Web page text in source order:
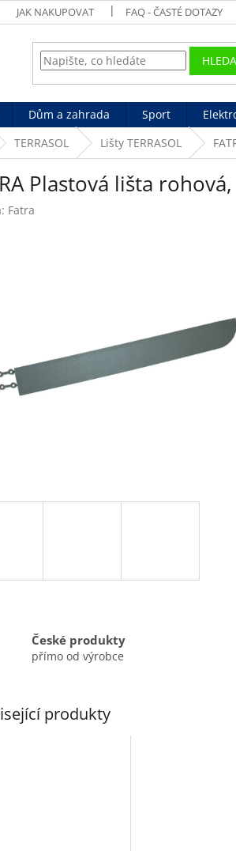
JAK NAKUPOVAT FAQ - ČASTÉ DOTAZY
Dům a zahrada Sport
TERRASOL Lišty TERRASOL
Plastová lišta
Fatra
České produkty
přímo od výrobce
produkty